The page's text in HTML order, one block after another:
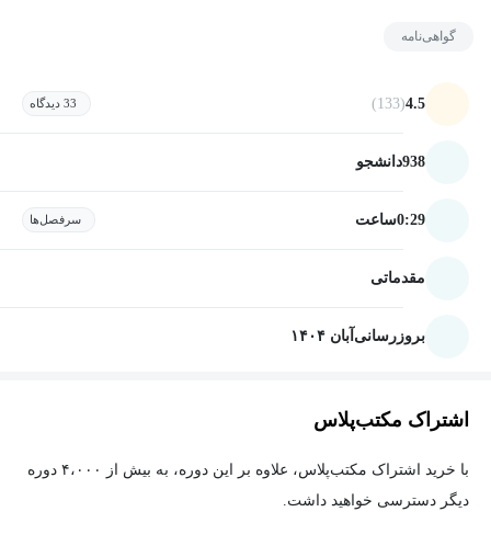
گواهی‌نامه
4.5
(133) 33 دیدگاه
938دانشجو
0:29ساعت سرفصل‌ها
مقدماتی
بروزرسانی آبان ۱۴۰۴
اشتراک مکتب‌پلاس
با خرید اشتراک مکتب‌پلاس، علاوه بر این دوره، به بیش از ۴،۰۰۰ دوره
دیگر دسترسی خواهید داشت.